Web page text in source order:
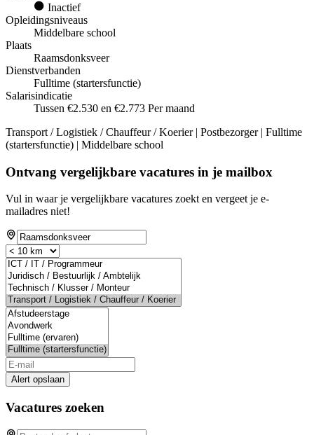
Inactief
Opleidingsniveaus
Middelbare school
Plaats
Raamsdonksveer
Dienstverbanden
Fulltime (startersfunctie)
Salarisindicatie
Tussen €2.530 en €2.773 Per maand
Transport / Logistiek / Chauffeur / Koerier | Postbezorger | Fulltime
(startersfunctie) | Middelbare school
Ontvang vergelijkbare vacatures in je mailbox
Vul in waar je vergelijkbare vacatures zoekt en vergeet je e-
mailadres niet!
Alert opslaan
Vacatures zoeken